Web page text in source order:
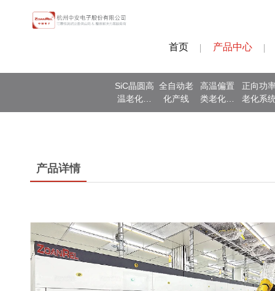
首页 产品中心
SiC晶圆高
温老化测
试
全自动老
化产线
高温偏置
类老化系
统
正向功
老化系
产品详情